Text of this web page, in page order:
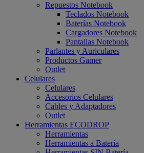
Repuestos Notebook
Teclados Notebook
Baterías Notebook
Cargadores Notebook
Pantallas Notebook
Parlantes y Auriculares
Productos Gamer
Outlet
Celulares
Celulares
Accesorios Celulares
Cables y Adaptadores
Outlet
Herramientas ECODROP
Herramientas
Herramientas a Batería